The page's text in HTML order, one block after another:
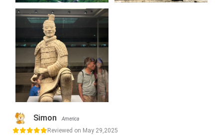
Simon America
Reviewed on May 29,2025